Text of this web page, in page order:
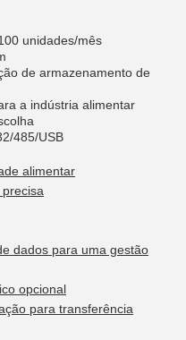
unidades/mês
de armazenamento de
a indústria alimentar
485/USB
alimentar
dados para uma gestão
opcional
para transferência